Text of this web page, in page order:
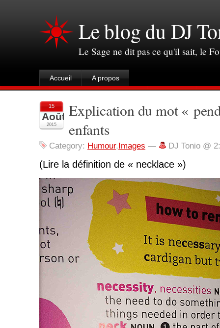
Le blog du DJ
Le Sage ne dit pas ce qu'il sait, le
Accueil A propos
15
Août
2015
Explication du mot «
enfants
Category: Humour,Images — DJ Tonio @
(Lire la définition de « necklace »)